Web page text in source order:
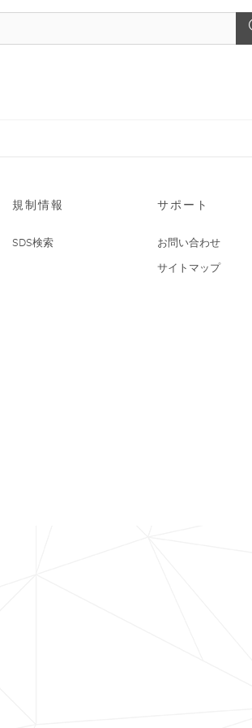
規制情報
SDS検索
サポート
お問い合わせ
サイトマップ